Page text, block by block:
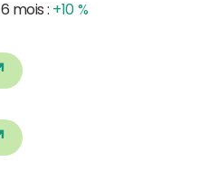
mois : +10 %